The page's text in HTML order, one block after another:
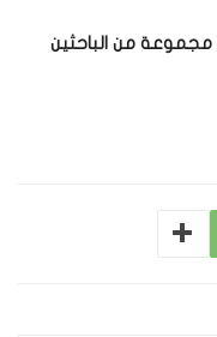
مجموعة من الباحثين